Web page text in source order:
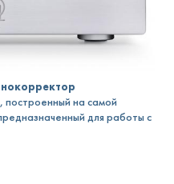
на самой
для работы с